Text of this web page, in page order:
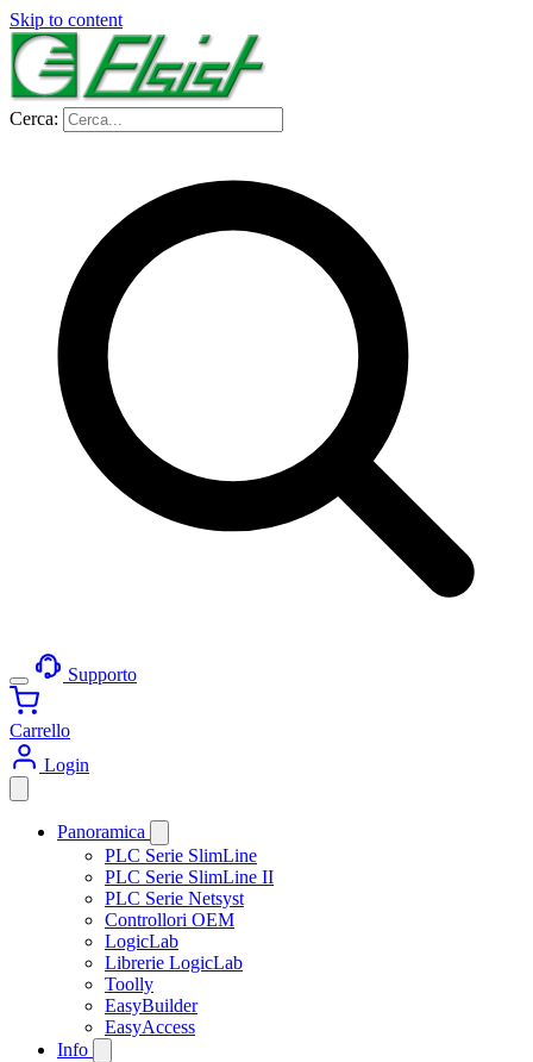
Skip to content
Cerca:
Supporto
Carrello
Login
Panoramica
PLC Serie SlimLine
PLC Serie SlimLine II
PLC Serie Netsyst
Controllori OEM
LogicLab
Librerie LogicLab
Toolly
EasyBuilder
EasyAccess
Info